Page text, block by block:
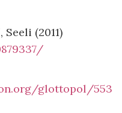
Seeli (2011)
glottopol/553